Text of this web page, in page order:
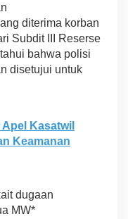
diterima korban
Subdit III Reserse
bahwa polisi
disetujui untuk
Kasatwil
Keamanan
dugaan
MW*